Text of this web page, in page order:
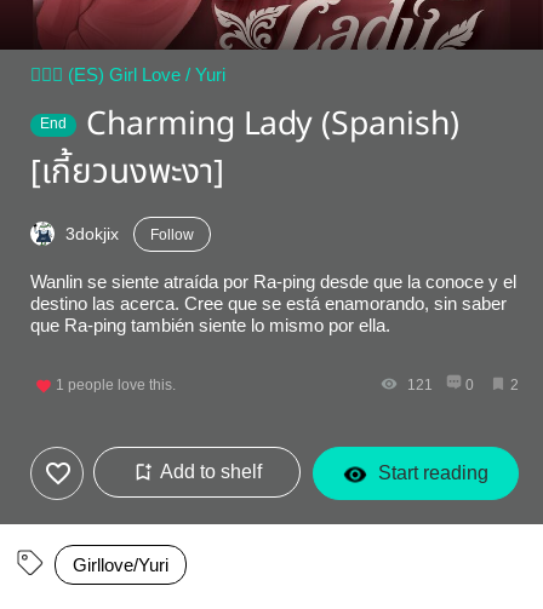
👩‍❤️‍👩 (ES) Girl Love / Yuri
End
Charming Lady (Spanish)
[เกี้ยวนงพะงา]
3dokjix Follow
Wanlin se siente atraída por Ra-ping desde que la conoce y el
destino las acerca. Cree que se está enamorando, sin saber
que Ra-ping también siente lo mismo por ella.
1 people love this. 121 0 2
Add to shelf Start reading
Girllove/Yuri